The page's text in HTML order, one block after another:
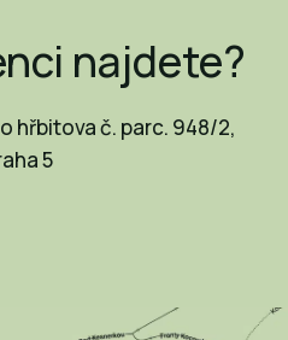
najdete?
hřbitova č. parc. 948/2,
5